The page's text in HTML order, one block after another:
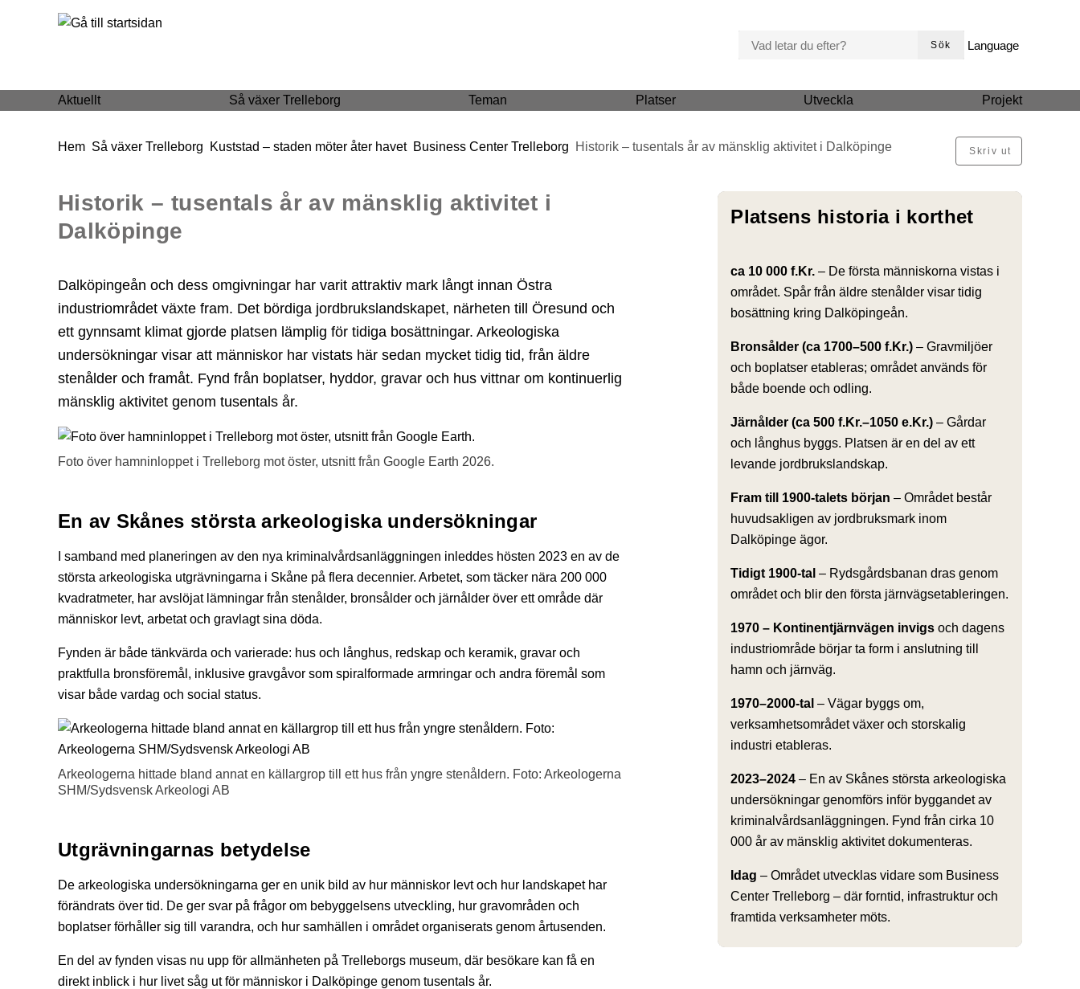
Gå till innehåll
till huvudmeny
Sök
Language
Aktuellt Så växer Trelleborg Teman Platser Utveckla Projekt
Du är här:
Hem Så växer Trelleborg Kuststad – staden möter åter havet Business Center Trelleborg Historik – tusentals år av mänsklig aktivitet i Dalköpinge Skriv ut
Historik – tusentals år av mänsklig aktivitet i
Dalköpinge
Dalköpingeån och dess omgivningar har varit attraktiv mark långt innan Östra
industriområdet växte fram. Det bördiga jordbrukslandskapet, närheten till Öresund och
ett gynnsamt klimat gjorde platsen lämplig för tidiga bosättningar. Arkeologiska
undersökningar visar att människor har vistats här sedan mycket tidig tid, från äldre
stenålder och framåt. Fynd från boplatser, hyddor, gravar och hus vittnar om kontinuerlig
mänsklig aktivitet genom tusentals år.
Foto över hamninloppet i Trelleborg mot öster, utsnitt från Google Earth 2026.
En av Skånes största arkeologiska undersökningar
I samband med planeringen av den nya kriminalvårdsanläggningen inleddes hösten 2023 en av de
största arkeologiska utgrävningarna i Skåne på flera decennier. Arbetet, som täcker nära 200 000
kvadratmeter, har avslöjat lämningar från stenålder, bronsålder och järnålder över ett område där
människor levt, arbetat och gravlagt sina döda.
Fynden är både tänkvärda och varierade: hus och långhus, redskap och keramik, gravar och
praktfulla bronsföremål, inklusive gravgåvor som spiralformade armringar och andra föremål som
visar både vardag och social status.
Arkeologerna hittade bland annat en källargrop till ett hus från yngre stenåldern. Foto: Arkeologerna
SHM/Sydsvensk Arkeologi AB
Utgrävningarnas betydelse
De arkeologiska undersökningarna ger en unik bild av hur människor levt och hur landskapet har
förändrats över tid. De ger svar på frågor om bebyggelsens utveckling, hur gravområden och
boplatser förhåller sig till varandra, och hur samhällen i området organiserats genom årtusenden.
En del av fynden visas nu upp för allmänheten på Trelleborgs museum, där besökare kan få en
direkt inblick i hur livet såg ut för människor i Dalköpinge genom tusentals år.
Platsens historia i korthet
ca 10 000 f.Kr. – De första människorna vistas i
området. Spår från äldre stenålder visar tidig
bosättning kring Dalköpingeån.
Bronsålder (ca 1700–500 f.Kr.) – Gravmiljöer
och boplatser etableras; området används för
både boende och odling.
Järnålder (ca 500 f.Kr.–1050 e.Kr.) – Gårdar
och långhus byggs. Platsen är en del av ett
levande jordbrukslandskap.
Fram till 1900-talets början – Området består
huvudsakligen av jordbruksmark inom
Dalköpinge ägor.
Tidigt 1900-tal – Rydsgårdsbanan dras genom
området och blir den första järnvägsetableringen.
1970 – Kontinentjärnvägen invigs och dagens
industriområde börjar ta form i anslutning till
hamn och järnväg.
1970–2000-tal – Vägar byggs om,
verksamhetsområdet växer och storskalig
industri etableras.
2023–2024 – En av Skånes största arkeologiska
undersökningar genomförs inför byggandet av
kriminalvårdsanläggningen. Fynd från cirka 10
000 år av mänsklig aktivitet dokumenteras.
Idag – Området utvecklas vidare som Business
Center Trelleborg – där forntid, infrastruktur och
framtida verksamheter möts.